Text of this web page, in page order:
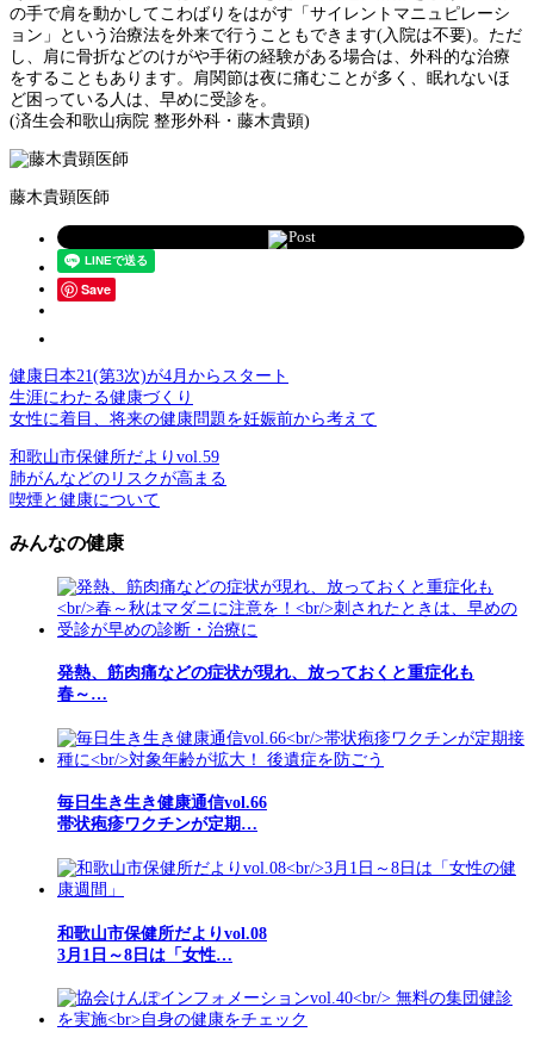
の手で肩を動かしてこわばりをはがす「サイレントマニュピレーシ
ョン」という治療法を外来で行うこともできます(入院は不要)。ただ
し、肩に骨折などのけがや手術の経験がある場合は、外科的な治療
をすることもあります。肩関節は夜に痛むことが多く、眠れないほ
ど困っている人は、早めに受診を。
(済生会和歌山病院 整形外科・藤木貴顕)
藤木貴顕医師
Post
Save
健康日本21(第3次)が4月からスタート
生涯にわたる健康づくり
女性に着目、将来の健康問題を妊娠前から考えて
和歌山市保健所だよりvol.59
肺がんなどのリスクが高まる
喫煙と健康について
みんなの健康
発熱、筋肉痛などの症状が現れ、放っておくと重症化も
春～…
毎日生き生き健康通信vol.66
帯状疱疹ワクチンが定期…
和歌山市保健所だよりvol.08
3月1日～8日は「女性…